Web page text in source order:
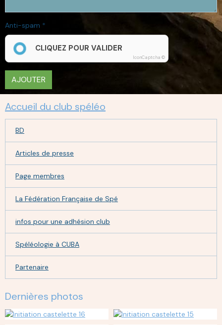
Anti-spam
CLIQUEZ POUR VALIDER
IconCaptcha ©
AJOUTER
Accueil du club spéléo
BD
Articles de presse
Page membres
La Fédération Française de Spé
infos pour une adhésion club
Spéléologie à CUBA
Partenaire
Dernières photos